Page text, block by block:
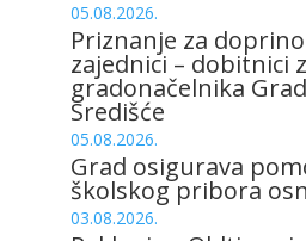
05.08.2026.
Priznanje za
zajednici – dobitnici
gradonačelnika
Središće
05.08.2026.
Grad osigurava
školskog pribora
03.08.2026.